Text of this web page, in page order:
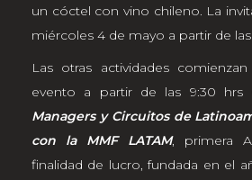
un cóctel con vino chileno. La
miércoles 4 de mayo a partir de las
Las otras actividades
evento a partir de las 9:30 hrs
Managers y Circuitos de
con la MMF LATAM, primera
finalidad de lucro, fundada en el